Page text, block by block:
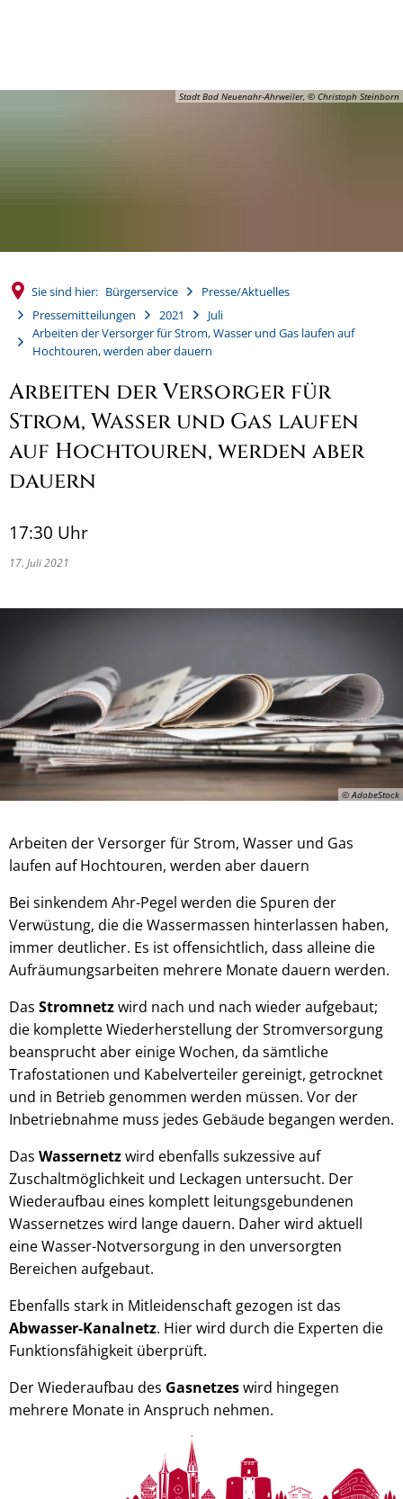
Stadt Bad Neuenahr-Ahrweiler, © Christoph Steinborn
Sie sind hier: Bürgerservice
Presse/Aktuelles
Pressemitteilungen
2021
Juli
Arbeiten der Versorger für Strom, Wasser und Gas laufen auf
Hochtouren, werden aber dauern
Arbeiten der Versorger für
Strom, Wasser und Gas laufen
auf Hochtouren, werden aber
dauern
17:30 Uhr
17. Juli 2021
© AdobeStock
Arbeiten der Versorger für Strom, Wasser und Gas
laufen auf Hochtouren, werden aber dauern
Bei sinkendem Ahr-Pegel werden die Spuren der
Verwüstung, die die Wassermassen hinterlassen haben,
immer deutlicher. Es ist offensichtlich, dass alleine die
Aufräumungsarbeiten mehrere Monate dauern werden.
Das Stromnetzwird nach und nach wieder aufgebaut;
die komplette Wiederherstellung der Stromversorgung
beansprucht aber einige Wochen, da sämtliche
Trafostationen und Kabelverteiler gereinigt, getrocknet
und in Betrieb genommen werden müssen. Vor der
Inbetriebnahme muss jedes Gebäude begangen werden.
Das Wassernetzwird ebenfalls sukzessive auf
Zuschaltmöglichkeit und Leckagen untersucht. Der
Wiederaufbau eines komplett leitungsgebundenen
Wassernetzes wird lange dauern. Daher wird aktuell
eine Wasser-Notversorgung in den unversorgten
Bereichen aufgebaut.
Ebenfalls stark in Mitleidenschaft gezogen ist das
Abwasser-Kanalnetz. Hier wird durch die Experten die
Funktionsfähigkeit überprüft.
Der Wiederaufbau des Gasnetzeswird hingegen
mehrere Monate in Anspruch nehmen.